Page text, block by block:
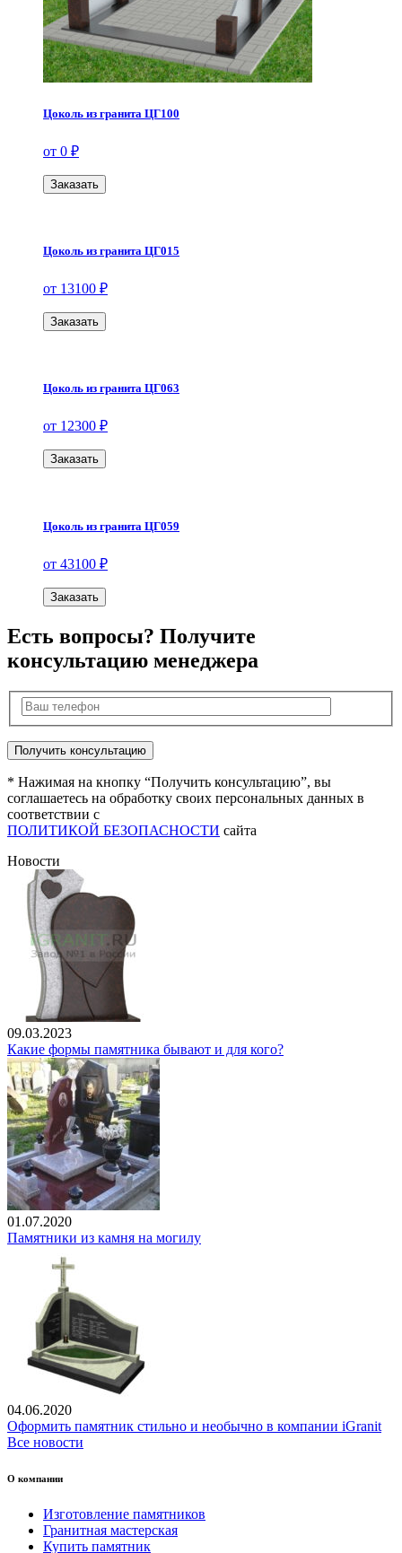
Цоколь из гранита ЦГ100
от 0 ₽
Заказать
Цоколь из гранита ЦГ015
от 13100 ₽
Заказать
Цоколь из гранита ЦГ063
от 12300 ₽
Заказать
Цоколь из гранита ЦГ059
от 43100 ₽
Заказать
Есть вопросы? Получите
консультацию менеджера
* Нажимая на кнопку “Получить консультацию”, вы
соглашаетесь на обработку своих персональных данных в
соответствии с
ПОЛИТИКОЙ БЕЗОПАСНОСТИ сайта
Новости
09.03.2023
Какие формы памятника бывают и для кого?
01.07.2020
Памятники из камня на могилу
04.06.2020
Оформить памятник стильно и необычно в компании iGranit
Все новости
О компании
Изготовление памятников
Гранитная мастерская
Купить памятник